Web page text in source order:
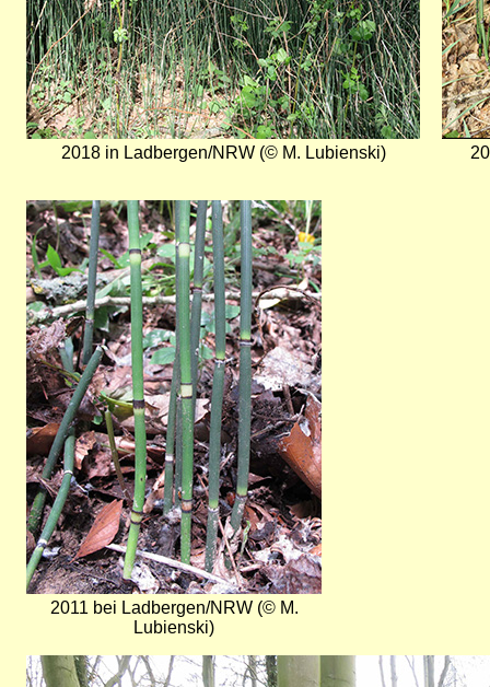
2018 in Ladbergen/NRW (© M. Lubienski)
Bild
2011 bei Ladbergen/NRW (© M.
Lubienski)
Bild